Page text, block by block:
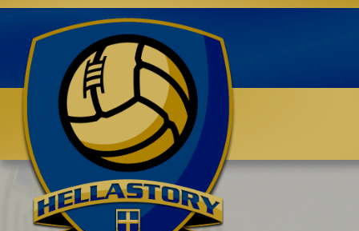
Benvenuti su HELLASTORY.net